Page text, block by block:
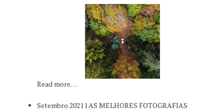
Read more…
Setembro 2021 | AS MELHORES FOTOGRAFIAS